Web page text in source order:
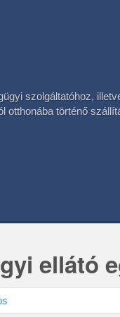
szolgáltatóhoz,
otthonába történő
ellátó